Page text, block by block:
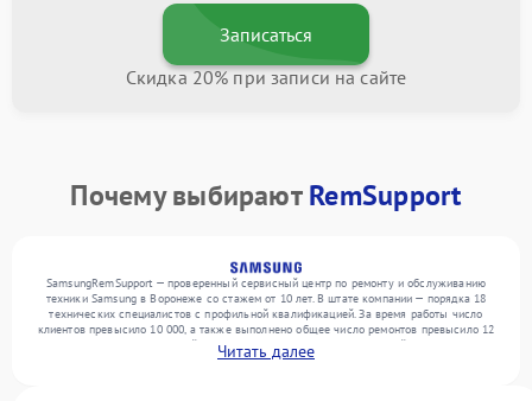
Записаться
Скидка 20% при записи на сайте
Почему выбираютRemSupport
SamsungRemSupport — проверенный сервисный центр по ремонту и обслуживанию
техники Samsung в Воронеже со стажем от 10 лет. В штате компании — порядка 18
технических специалистов с профильной квалификацией. За время работы число
клиентов превысило 10 000, а также выполнено общее число ремонтов превысило 12
000. Ежемесячно в сервисный центр поступает более 300 обращений, включая , , . Мы
устраняем поломки любой сложности и гарантируем высокое качество обслуживания
Читать далее